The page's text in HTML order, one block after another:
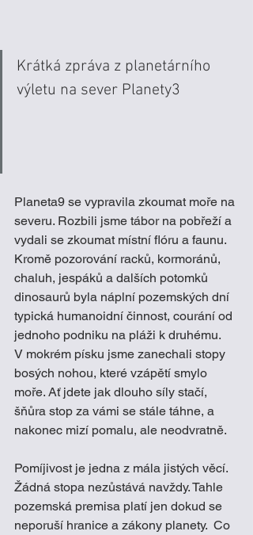
Krátká zpráva z planetárního
výletu na sever Planety3
Planeta9 se vypravila zkoumat moře na
severu. Rozbili jsme tábor na pobřeží a
vydali se zkoumat místní flóru a faunu.
Kromě pozorování racků, kormoránů,
chaluh, jespáků a dalších potomků
dinosaurů byla náplní pozemských dní
typická humanoidní činnost, courání od
jednoho podniku na pláži k druhému.
V mokrém písku jsme zanechali stopy
bosých nohou, které vzápětí smylo
moře. Ať jdete jak dlouho síly stačí,
šňůra stop za vámi se stále táhne, a
nakonec mizí pomalu, ale neodvratně.
Pomíjivost je jedna z mála jistých věcí.
Žádná stopa nezůstává navždy. Tahle
pozemská premisa platí jen dokud se
neporuší hranice a zákony planety.  Co